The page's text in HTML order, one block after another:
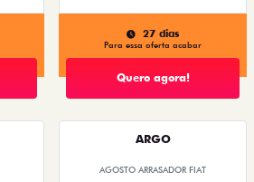
27 dias
Para essa oferta acabar
Quero agora!
ARGO
AGOSTO ARRASADOR FIAT